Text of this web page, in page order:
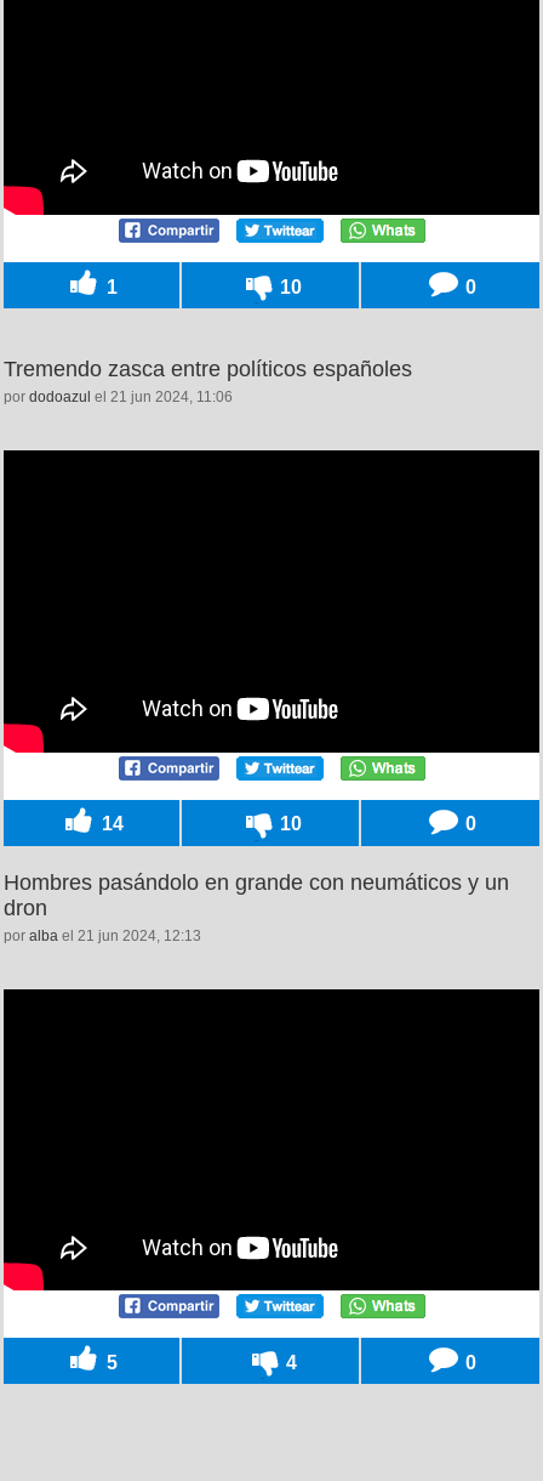
1 10 0
Tremendo zasca entre políticos españoles
por dodoazul el 21 jun 2024, 11:06
14 10 0
Hombres pasándolo en grande con neumáticos y un
dron
por alba el 21 jun 2024, 12:13
5 4 0